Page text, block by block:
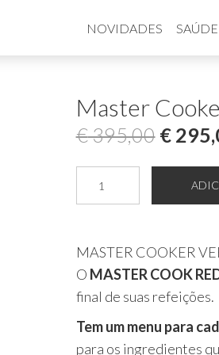
NOVIDADES
Master
€395,00 O
preço
€
€
Cooker
Red
-
e
MASTER COOKER
O MASTER COOK
final de suas refeições.
Tem um menu para
para os ingredientes